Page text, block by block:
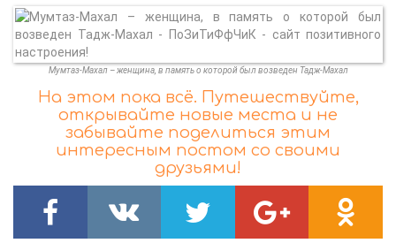
Мумтаз-Махал – женщина, в память о которой был возведен Тадж-Махал
На этом пока всё. Путешествуйте,
открывайте новые места и не
забывайте поделиться этим
интересным постом со своими
друзьями!